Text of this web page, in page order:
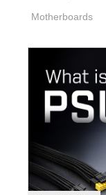
Motherboards